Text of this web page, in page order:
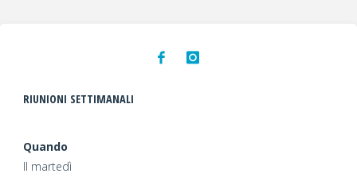
RIUNIONI SETTIMANALI
Quando
Il martedì